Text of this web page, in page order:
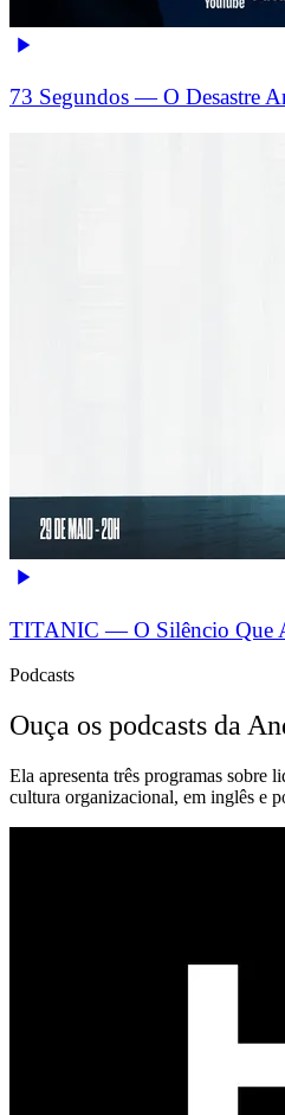
73 Segundos — O Desastre
TITANIC — O Silêncio Que
Podcasts
Ouça os podcasts da
Ela apresenta três programas sobre
cultura organizacional, em inglês e